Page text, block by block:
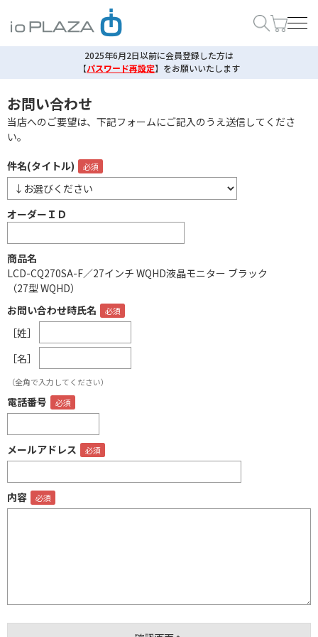
2025年6月2日以前に会員登録した方は
【パスワード再設定】 をお願いいたします
お問い合わせ
当店へのご要望は、下記フォームにご記入のうえ送信してくださ
い。
件名(タイトル)
オーダーＩＤ
商品名
LCD-CQ270SA-F／27インチ WQHD液晶モニター ブラック
（27型 WQHD）
お問い合わせ時氏名
［姓］
［名］
（全角で入力してください）
電話番号
メールアドレス
内容